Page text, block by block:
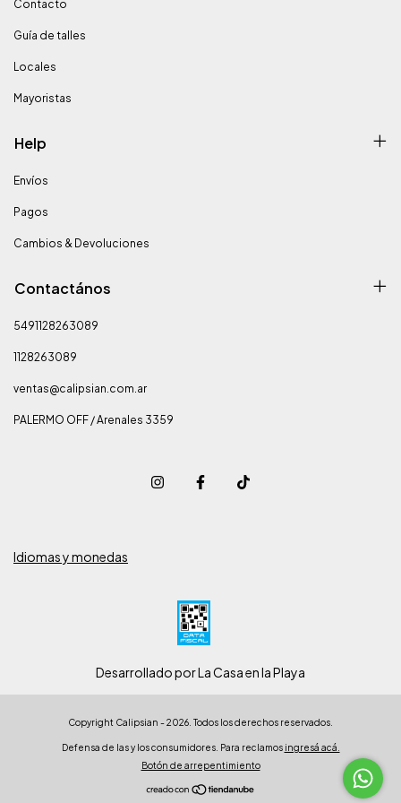
Contacto
Guía de talles
Locales
Mayoristas
Help
Envíos
Pagos
Cambios & Devoluciones
Contactános
5491128263089
1128263089
ventas@calipsian.com.ar
PALERMO OFF / Arenales 3359
Idiomas y monedas
Desarrollado por La Casa en la Playa
Copyright Calipsian - 2026. Todos los derechos reservados.
Defensa de las y los consumidores. Para reclamos ingresá acá.
Botón de arrepentimiento